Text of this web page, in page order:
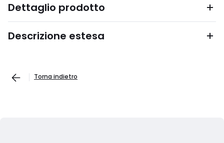
Dettaglio prodotto
Descrizione estesa
Torna indietro